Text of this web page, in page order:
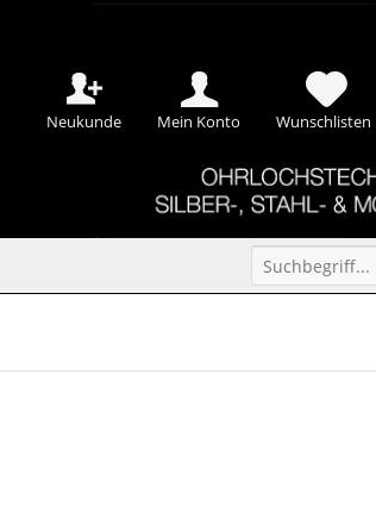
Neukunde Mein Konto Wunschlisten